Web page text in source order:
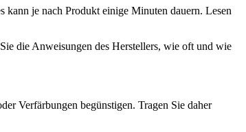
je nach Produkt einige Minuten dauern. Lesen
die Anweisungen des Herstellers, wie oft und wie
Verfärbungen begünstigen. Tragen Sie daher